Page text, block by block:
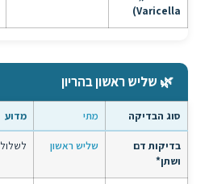
Varicella)
🌿 שליש ראשון בהריון
סוג הבדיקה מתי מדוע
בדיקות דם
ושתן*
שליש ראשון